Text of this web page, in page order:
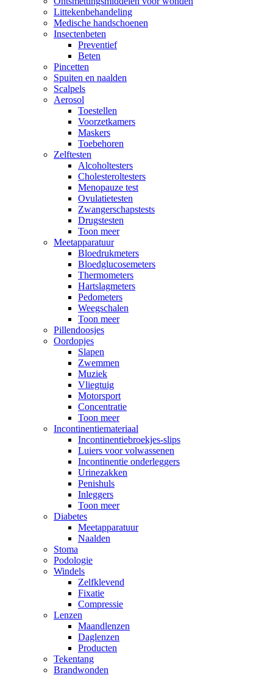
Littekenbehandeling
Medische handschoenen
Insectenbeten
Preventief
Beten
Pincetten
Spuiten en naalden
Scalpels
Aerosol
Toestellen
Voorzetkamers
Maskers
Toebehoren
Zelftesten
Alcoholtesters
Cholesteroltesters
Menopauze test
Ovulatietesten
Zwangerschapstests
Drugstesten
Toon meer
Meetapparatuur
Bloedrukmeters
Bloedglucosemeters
Thermometers
Hartslagmeters
Pedometers
Weegschalen
Toon meer
Pillendoosjes
Oordopjes
Slapen
Zwemmen
Muziek
Vliegtuig
Motorsport
Concentratie
Toon meer
Incontinentiemateriaal
Incontinentiebroekjes-slips
Luiers voor volwassenen
Incontinentie onderleggers
Urinezakken
Penishuls
Inleggers
Toon meer
Diabetes
Meetapparatuur
Naalden
Stoma
Podologie
Windels
Zelfklevend
Fixatie
Compressie
Lenzen
Maandlenzen
Daglenzen
Producten
Tekentang
Brandwonden